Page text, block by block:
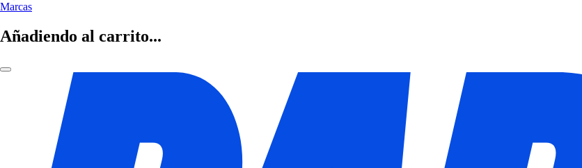
Marcas
Añadiendo al carrito...